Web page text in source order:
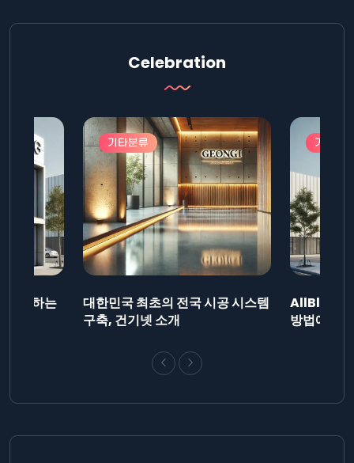
Celebration
제출하는
기타분류
대한민국 최초의 전국 시공 시스템
구축, 건기넷 소개
기타분
AllBlog에
방법에 대